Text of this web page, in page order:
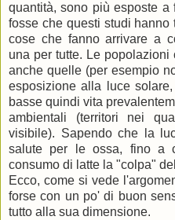
quantità, sono più esposte a
fosse che questi studi
cose che fanno arrivare a
una per tutte. Le
anche quelle (per esempio
esposizione alla luce
basse quindi vita
ambientali (territori nei
visibile). Sapendo che la
salute per le ossa, fino a
consumo di latte la "colpa"
Ecco, come si vede
forse con un po' di buon
tutto alla sua dimensione.